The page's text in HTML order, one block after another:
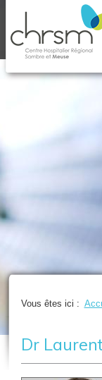
SITE
Vous êtes ici :
Dr